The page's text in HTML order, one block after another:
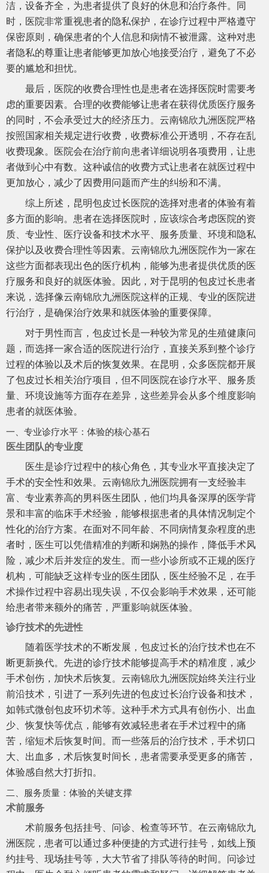
洁，设备齐全，为患者提供了良好的休息和治疗条件。同
时，医院非常重视患者的隐私保护，在诊疗过程中严格遵守
保密原则，确保患者的个人信息和病情不被泄露。这种对患
者隐私的尊重让患者能够更加放心地接受治疗，避免了不必
要的尴尬和担忧。
最后，医院的收费合理性也是患者在选择医院时需要考
虑的重要因素。合理的收费能够让患者在获得优质医疗服务
的同时，不会承受过大的经济压力。云南锦欣九洲医院严格
按照国家相关规定进行收费，收费标准公开透明，不存在乱
收费现象。医院会在治疗前向患者详细说明各项费用，让患
者做到心中有数。这种诚信的收费方式让患者在就医过程中
更加放心，减少了因费用问题而产生的纠纷和不满。
综上所述，昆明包皮过长医院的选择对患者的体验有着
多方面的影响。患者在选择医院时，应该综合考虑医院的资
质、专业性、医疗设备和技术水平、服务质量、环境和隐私
保护以及收费合理性等因素。云南锦欣九洲医院作为一家在
这些方面都表现出色的医疗机构，能够为患者提供优质的医
疗服务和良好的就医体验。因此，对于昆明的包皮过长患者
来说，选择像云南锦欣九洲医院这样的正规、专业的医院进
行治疗，是确保治疗效果和就医体验的重要保障。
对于男性而言，包皮过长是一种较为常见的生殖健康问
题，而选择一家合适的医院进行治疗，直接关系到整个诊疗
过程的体验以及术后的恢复效果。在昆明，众多医院都开展
了包皮过长相关治疗项目，但不同医院在诊疗水平、服务质
量、环境设施等方面存在差异，这些差异会从多个维度影响
患者的就医体验。
一、专业诊疗水平：体验的核心基石
医生团队的专业度
医生是诊疗过程中的核心角色，其专业水平直接决定了
手术的安全性和效果。云南锦欣九洲医院拥有一支经验丰
富、专业素养高的男科医生团队，他们均具备深厚的医学背
景和丰富的临床手术经验，能够根据患者的具体情况制定个
性化的治疗方案。在面对不同年龄、不同病情复杂程度的患
者时，医生可以凭借精准的判断和娴熟的操作，降低手术风
险，减少术后并发症的发生。而一些小诊所或不正规的医疗
机构，可能缺乏这样专业的医生团队，医生经验不足，在手
术操作过程中容易出现失误，不仅会影响手术效果，还可能
给患者带来额外的痛苦，严重影响就医体验。
诊疗技术的先进性
随着医学技术的不断发展，包皮过长的治疗技术也在不
断更新换代。先进的诊疗技术能够提高手术的精准度，减少
手术创伤，加快术后恢复。云南锦欣九洲医院始终关注行业
前沿技术，引进了一系列先进的包皮过长治疗设备和技术，
如韩式微创包皮环切术等。这种手术方式具有创伤小、出血
少、恢复快等优点，能够有效减轻患者在手术过程中的痛
苦，缩短术后恢复时间。而一些落后的治疗技术，手术切口
大、出血多，术后恢复时间长，患者需要承受更多的痛苦，
体验感自然大打折扣。
二、服务质量：体验的关键支撑
术前服务
术前服务包括挂号、问诊、检查等环节。在云南锦欣九
洲医院，患者可以通过多种便捷的方式进行挂号，如线上预
约挂号、现场挂号等，大大节省了排队等待的时间。问诊过